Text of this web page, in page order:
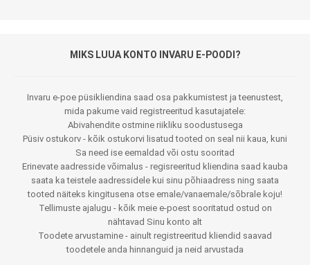
MIKS LUUA KONTO INVARU E-POODI?
Invaru e-poe püsikliendina saad osa pakkumistest ja teenustest,
mida pakume vaid registreeritud kasutajatele:
Abivahendite ostmine riikliku soodustusega
Püsiv ostukorv - kõik ostukorvi lisatud tooted on seal nii kaua, kuni
Sa need ise eemaldad või ostu sooritad
Erinevate aadresside võimalus - regisreeritud kliendina saad kauba
saata ka teistele aadressidele kui sinu põhiaadress ning saata
tooted näiteks kingitusena otse emale/vanaemale/sõbrale koju!
Tellimuste ajalugu - kõik meie e-poest sooritatud ostud on
nähtavad Sinu konto alt
Toodete arvustamine - ainult registreeritud kliendid saavad
toodetele anda hinnanguid ja neid arvustada